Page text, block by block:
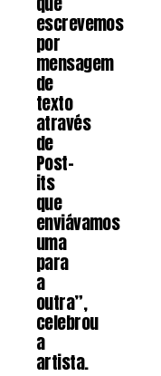
escrevemos
por
mensagem
de
texto
através
de
Post-
its
que
enviávamos
uma
para
a
outra”,
celebrou
a
artista.